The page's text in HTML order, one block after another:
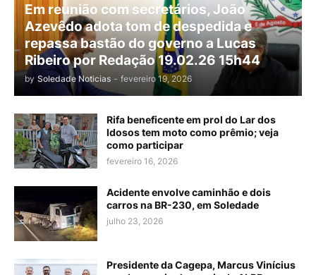
Em reunião com secretários, João
Azevêdo adota tom de despedida e
repassa bastão do governo a Lucas
Ribeiro por Redação 19.02.26 15h44
by Soledade Noticias - fevereiro 19, 2026
Rifa beneficente em prol do Lar dos
Idosos tem moto como prêmio; veja
como participar
fevereiro 16, 2026
Acidente envolve caminhão e dois
carros na BR-230, em Soledade
julho 23, 2026
Presidente da Cagepa, Marcus Vinícius